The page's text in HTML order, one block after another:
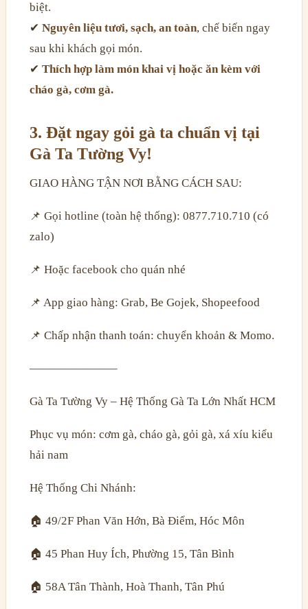
biệt.
✔ Nguyên liệu tươi, sạch, an toàn, chế biến ngay
sau khi khách gọi món.
✔ Thích hợp làm món khai vị hoặc ăn kèm với
cháo gà, cơm gà.
3. Đặt ngay gỏi gà ta chuẩn vị tại
Gà Ta Tường Vy!
GIAO HÀNG TẬN NƠI BẰNG CÁCH SAU:
📌 Gọi hotline (toàn hệ thống): 0877.710.710 (có
zalo)
📌 Hoặc facebook cho quán nhé
📌 App giao hàng: Grab, Be Gojek, Shopeefood
📌 Chấp nhận thanh toán: chuyển khoản & Momo.
———————–
Gà Ta Tường Vy – Hệ Thống Gà Ta Lớn Nhất HCM
Phục vụ món: cơm gà, cháo gà, gỏi gà, xá xíu kiểu
hải nam
Hệ Thống Chi Nhánh:
🏠 49/2F Phan Văn Hớn, Bà Điểm, Hóc Môn
🏠 45 Phan Huy Ích, Phường 15, Tân Bình
🏠 58A Tân Thành, Hoà Thanh, Tân Phú